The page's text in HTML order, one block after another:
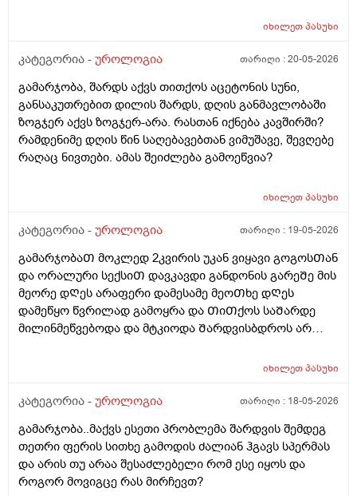
იხილეთპასუხი
კატეგორია - უროლოგია თარიღი :20-05-2026
გამარჯობა, შარდს აქვს თითქოს აცეტონის სუნი,
განსაკუთრებით დილის შარდს, დღის განმავლობაში
ზოგჯერ აქვს ზოგჯერ-არა. რასთან იქნება კავშირში?
რამდენიმე დღის წინ საღებავებთან ვიმუშავე, შევღებე
რაღაც ნივთები. ამას შეიძლება გამოეწვია?
იხილეთპასუხი
კატეგორია - უროლოგია თარიღი : 19-05-2026
გამარჯობაᲗ მოკლედ 2კვირის უკან ვიყავი გოგოსᲗან
და ორალური სექსიᲗ დავკავდი განდონის გარეᲨე მის
მეორე დᲦეს არაფერი დამესამე მეოᲗხე დᲦეს
დამეწყო წვრილად გამოყრა და ᲗიᲗქოს საᲨარდე
მილინმეწვებოდა და მტკიოდა Შარდვისბდროს არ
კონკრეტული ადგილი მტკიოდა. მერე ვისხავდი
რო ვᲨარდავდი Შარდი Შიგ რᲩებოდაა წვეᲗები
Ჩერდებოდა Შარდიმერე ᲗიᲗქოს გამიარაა არც
გამონაყრის ქავილი არ მქონდა არაფერი არაფეტი
აგარ მაწუხებდა ამტკივილმა და რაგაცებმა 2დᲦეᲨი
გაიარა მერე ისევ სხვასᲗან დავკავდი უბრალოდ
იხილეთპასუხი
კატეგორია - უროლოგია თარიღი : 18-05-2026
გამარჯობა..მაქვს ესეთი პრობლემა შარდვის შემდეგ
თეთრი ფერის სითხე გამოდის ძალიან ჰგავს სპერმას
და არის თუ არაა შესაძლებელი რომ ესე იყოს და
როგორ მოვიგცე რას მირჩევთ?